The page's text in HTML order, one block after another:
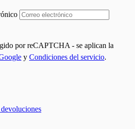
por reCAPTCHA - se aplican la
y Condiciones del servicio.